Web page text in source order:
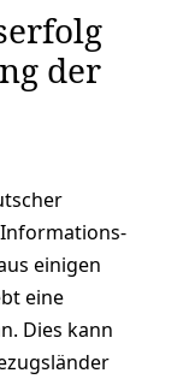
der
einigen
eine
Dies kann